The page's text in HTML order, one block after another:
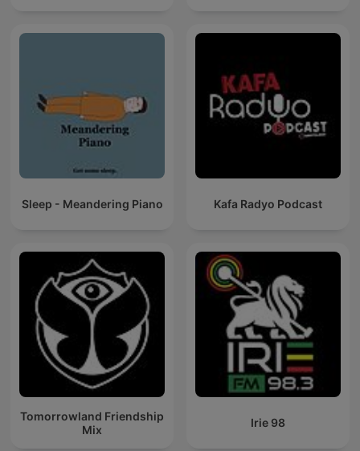
Sleep - Meandering Piano Kafa Radyo Podcast
Tomorrowland Friendship
Mix
Irie 98